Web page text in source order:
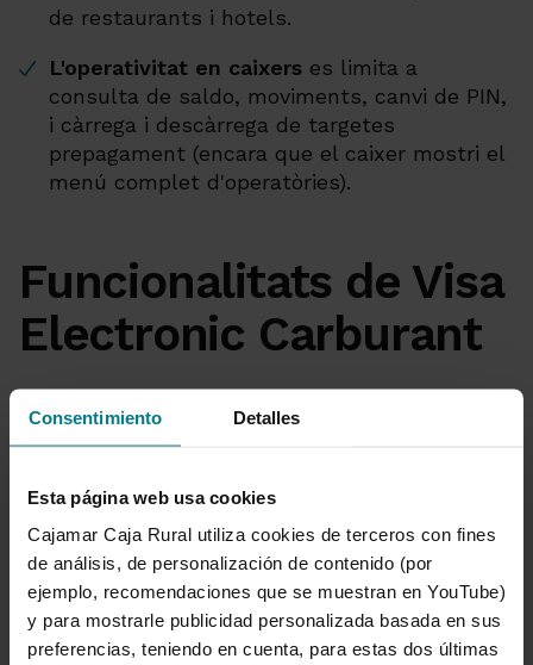
Consentimiento Detalles
Esta página web usa cookies
Cajamar Caja Rural utiliza cookies de terceros con fines
de análisis, de personalización de contenido (por
ejemplo, recomendaciones que se muestran en YouTube)
y para mostrarle publicidad personalizada basada en sus
preferencias, teniendo en cuenta, para estas dos últimas
de restaurants i hotels.
L'operativitat en caixers es limita a
consulta de saldo, moviments, canvi de PIN,
i càrrega i descàrrega de targetes
prepagament (encara que el caixer mostri el
menú complet d'operatòries).
Funcionalitats de Visa
Electronic Carburant
Mitjà de Pagament al comptat;
saldo disponible del compte associat
estacions de servei, restaurants i hotels).
El seu
ús en caixer
permet (funcionalitat
restringida):